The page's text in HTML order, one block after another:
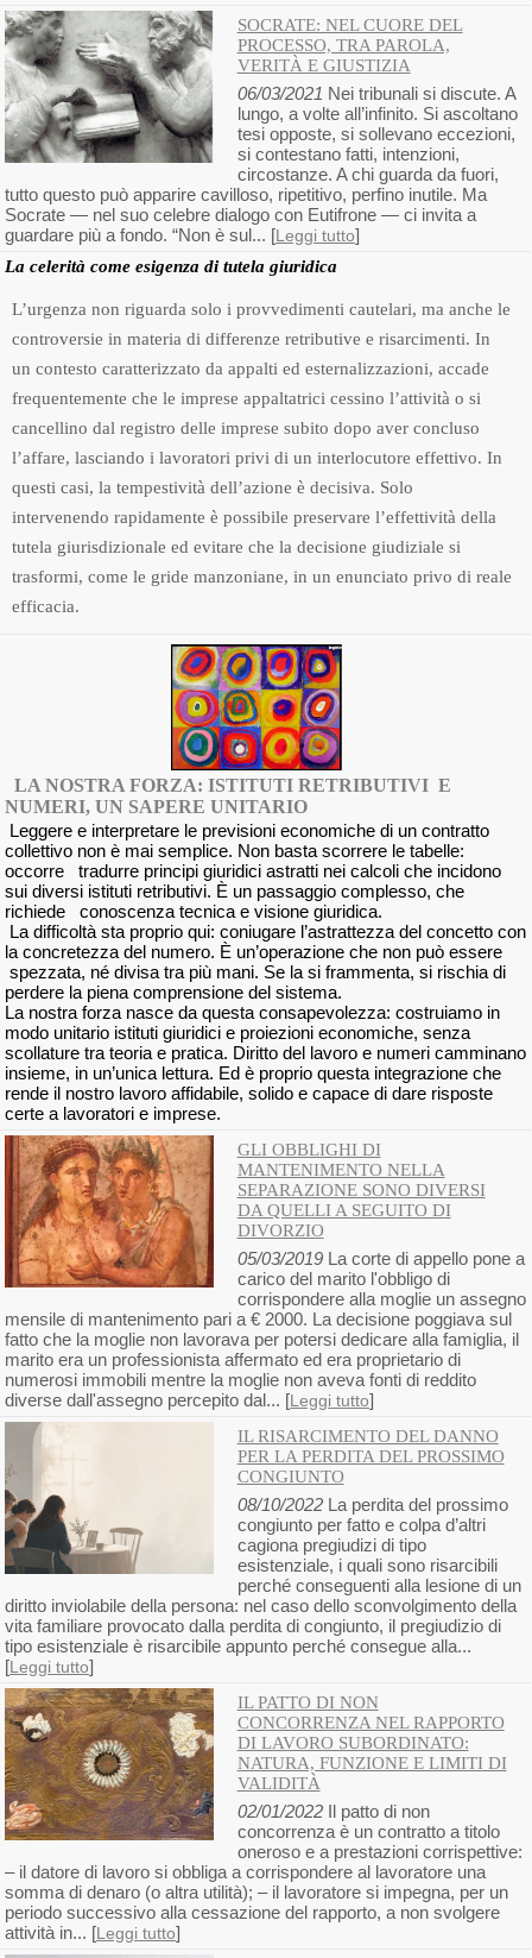
SOCRATE: NEL CUORE DEL
PROCESSO, TRA PAROLA,
VERITÀ E GIUSTIZIA
06/03/2021 Nei tribunali si discute. A
lungo, a volte all’infinito. Si ascoltano
tesi opposte, si sollevano eccezioni,
si contestano fatti, intenzioni,
circostanze. A chi guarda da fuori,
tutto questo può apparire cavilloso, ripetitivo, perfino inutile. Ma
Socrate — nel suo celebre dialogo con Eutifrone — ci invita a
guardare più a fondo. “Non è sul... [Leggi tutto]
La celerità come esigenza di tutela giuridica
L’urgenza non riguarda solo i provvedimenti cautelari, ma anche le
controversie in materia di differenze retributive e risarcimenti. In
un contesto caratterizzato da appalti ed esternalizzazioni, accade
frequentemente che le imprese appaltatrici cessino l’attività o si
cancellino dal registro delle imprese subito dopo aver concluso
l’affare, lasciando i lavoratori privi di un interlocutore effettivo. In
questi casi, la tempestività dell’azione è decisiva. Solo
intervenendo rapidamente è possibile preservare l’effettività della
tutela giurisdizionale ed evitare che la decisione giudiziale si
trasformi, come le gride manzoniane, in un enunciato privo di reale
efficacia.
LA NOSTRA FORZA: ISTITUTI RETRIBUTIVI E
NUMERI, UN SAPERE UNITARIO
Leggere e interpretare le previsioni economiche di un contratto
collettivo non è mai semplice. Non basta scorrere le tabelle:
occorre tradurre principi giuridici astratti nei calcoli che incidono
sui diversi istituti retributivi. È un passaggio complesso, che
richiede conoscenza tecnica e visione giuridica.
La difficoltà sta proprio qui: coniugare l’astrattezza del concetto con
la concretezza del numero. È un’operazione che non può essere
spezzata, né divisa tra più mani. Se la si frammenta, si rischia di
perdere la piena comprensione del sistema.
La nostra forza nasce da questa consapevolezza: costruiamo in
modo unitario istituti giuridici e proiezioni economiche, senza
scollature tra teoria e pratica. Diritto del lavoro e numeri camminano
insieme, in un’unica lettura. Ed è proprio questa integrazione che
rende il nostro lavoro affidabile, solido e capace di dare risposte
certe a lavoratori e imprese.
GLI OBBLIGHI DI
MANTENIMENTO NELLA
SEPARAZIONE SONO DIVERSI
DA QUELLI A SEGUITO DI
DIVORZIO
05/03/2019La corte di appello pone a
carico del marito l'obbligo di
corrispondere alla moglie un assegno
mensile di mantenimento pari a € 2000. La decisione poggiava sul
fatto che la moglie non lavorava per potersi dedicare alla famiglia, il
marito era un professionista affermato ed era proprietario di
numerosi immobili mentre la moglie non aveva fonti di reddito
diverse dall'assegno percepito dal... [Leggi tutto]
IL RISARCIMENTO DEL DANNO
PER LA PERDITA DEL PROSSIMO
CONGIUNTO
08/10/2022La perdita del prossimo
congiunto per fatto e colpa d’altri
cagiona pregiudizi di tipo
esistenziale, i quali sono risarcibili
perché conseguenti alla lesione di un
diritto inviolabile della persona: nel caso dello sconvolgimento della
vita familiare provocato dalla perdita di congiunto, il pregiudizio di
tipo esistenziale è risarcibile appunto perché consegue alla...
[Leggi tutto]
IL PATTO DI NON
CONCORRENZA NEL RAPPORTO
DI LAVORO SUBORDINATO:
NATURA, FUNZIONE E LIMITI DI
VALIDITÀ
02/01/2022Il patto di non
concorrenza è un contratto a titolo
oneroso e a prestazioni corrispettive:
– il datore di lavoro si obbliga a corrispondere al lavoratore una
somma di denaro (o altra utilità); – il lavoratore si impegna, per un
periodo successivo alla cessazione del rapporto, a non svolgere
attività in... [Leggi tutto]